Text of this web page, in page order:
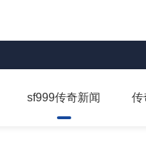
sf999传奇新闻 传